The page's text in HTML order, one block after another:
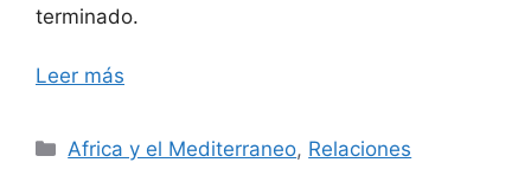
terminado.
Leer más
Categorías
Africa y el Mediterraneo, Relaciones